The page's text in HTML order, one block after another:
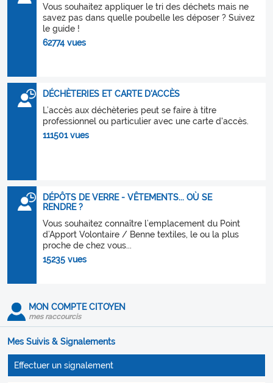
Vous souhaitez appliquer le tri des déchets mais ne
savez pas dans quelle poubelle les déposer ? Suivez
le guide !
62774 vues
DÉCHÈTERIES ET CARTE D'ACCÈS
L’accès aux déchèteries peut se faire à titre
professionnel ou particulier avec une carte d'accès.
111501 vues
DÉPÔTS DE VERRE - VÊTEMENTS... OÙ SE
RENDRE ?
Vous souhaitez connaître l’emplacement du Point
d’Apport Volontaire / Benne textiles, le ou la plus
proche de chez vous...
15235 vues
MON COMPTE CITOYEN
mes raccourcis
Mes Suivis & Signalements
Effectuer un signalement